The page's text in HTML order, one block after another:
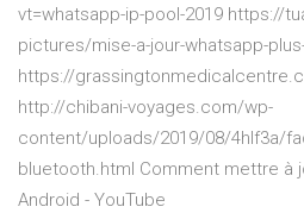
vt=whatsapp-ip-pool-2019 https://
pictures/mise-a-jour-whatsapp-
https://
http://chibani-voyages.com/wp-
content/uploads/2019/08/4hlf3a/
bluetooth.html Comment mettre à
Android - YouTube